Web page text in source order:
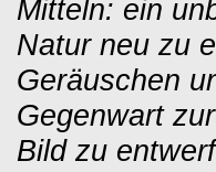
Mitteln: ein
Natur neu zu
Geräuschen
Gegenwart
Bild zu